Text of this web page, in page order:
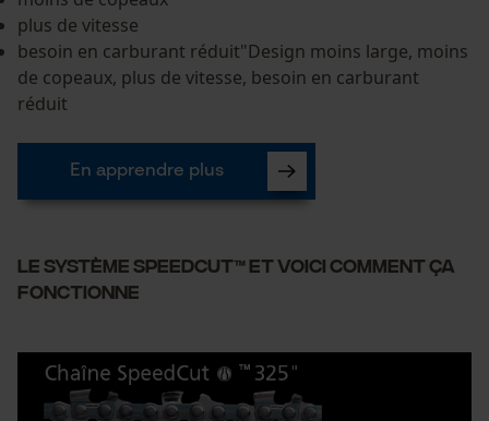
plus de vitesse
besoin en carburant réduit"Design moins large, moins
de copeaux, plus de vitesse, besoin en carburant
réduit
En apprendre plus
Le système SpeedCut™ Et voici comment ça
fonctionne